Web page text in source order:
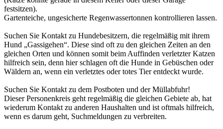
festsitzen).
Gartenteiche, ungesicherte Regenwassertonnen kontrollieren lassen.
Suchen Sie Kontakt zu Hundebesitzern, die regelmäßig mit ihrem
Hund „Gassigehen“. Diese sind oft zu den gleichen Zeiten an den
gleichen Orten und können somit beim Auffinden verletzter Katzen
hilfreich sein, denn hier schlagen oft die Hunde in Gebüschen oder
Wäldern an, wenn ein verletztes oder totes Tier entdeckt wurde.
Suchen Sie Kontakt zu dem Postboten und der Müllabfuhr!
Dieser Personenkreis geht regelmäßig die gleichen Gebiete ab, hat
wiederum Kontakt zu anderen Haushalten und ist oftmals hilfreich,
wenn es darum geht, Suchmeldungen zu verbreiten.